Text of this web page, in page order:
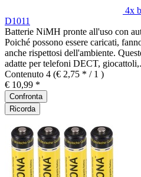
4x
D1011
Batterie NiMH pronte all'uso con
Poiché possono essere caricati,
anche rispettosi dell'ambiente.
adatte per telefoni DECT,
Contenuto 4 (€ 2,75 * / 1 )
€ 10,99 *
Confronta
Ricorda